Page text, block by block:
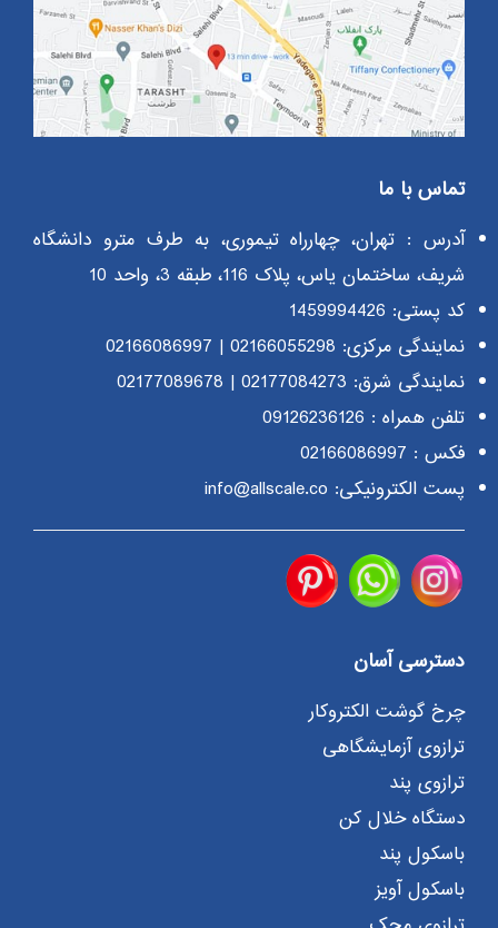
تماس با ما
آدرس : تهران، چهارراه تیموری، به طرف مترو دانشگاه
شریف، ساختمان یاس، پلاک 116، طبقه 3، واحد 10
کد پستی: 1459994426
نمایندگی مرکزی: 02166055298
|
02166086997
نمایندگی شرق: 02177084273
|
02177089678
تلفن همراه : 09126236126
فکس : 02166086997
پست الکترونیکی: info@allscale.co
دسترسی آسان
چرخ گوشت الکتروکار
ترازوی آزمایشگاهی
ترازوی پند
دستگاه خلال کن
باسکول پند
باسکول آویز